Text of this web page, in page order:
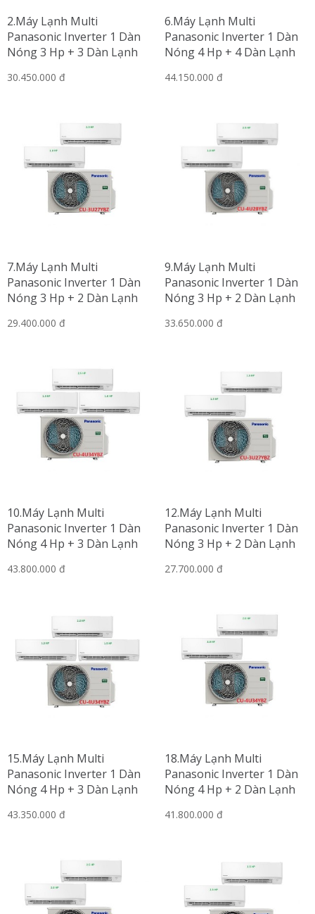
2.Máy Lạnh Multi
Panasonic Inverter 1 Dàn
Nóng 3 Hp + 3 Dàn Lạnh
30.450.000 đ
6.Máy Lạnh Multi
Panasonic Inverter 1 Dàn
Nóng 4 Hp + 4 Dàn Lạnh
44.150.000 đ
7.Máy Lạnh Multi
Panasonic Inverter 1 Dàn
Nóng 3 Hp + 2 Dàn Lạnh
29.400.000 đ
9.Máy Lạnh Multi
Panasonic Inverter 1 Dàn
Nóng 3 Hp + 2 Dàn Lạnh
33.650.000 đ
10.Máy Lạnh Multi
Panasonic Inverter 1 Dàn
Nóng 4 Hp + 3 Dàn Lạnh
43.800.000 đ
12.Máy Lạnh Multi
Panasonic Inverter 1 Dàn
Nóng 3 Hp + 2 Dàn Lạnh
27.700.000 đ
15.Máy Lạnh Multi
Panasonic Inverter 1 Dàn
Nóng 4 Hp + 3 Dàn Lạnh
43.350.000 đ
18.Máy Lạnh Multi
Panasonic Inverter 1 Dàn
Nóng 4 Hp + 2 Dàn Lạnh
41.800.000 đ